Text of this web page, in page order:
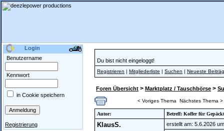
Login
Benutzername
Kennwort
in Cookie speichern
Registrierung
Du bist nicht eingeloggt!
Registrieren | Mitgliederliste | Suchen | Neueste
Foren Übersicht > Marktplatz / Tauschbörse >
< Voriges Thema Nächstes Thema >
Autor: Betreff: Koffer für
KlausS. erstellt am: 5.6.2026